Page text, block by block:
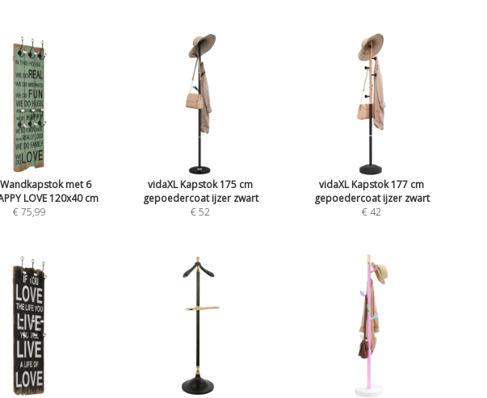
met 6
LOVE 120x40 cm
€ 75,99
vidaXL Kapstok 175 cm
gepoedercoat ijzer zwart
€ 52
vidaXL Kapstok 177 cm
gepoedercoat ijzer zwart
€ 42